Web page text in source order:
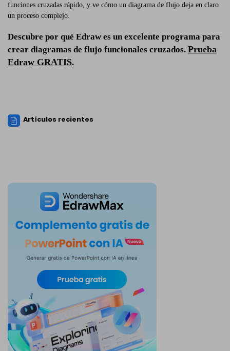
funciones cruzadas rápido, y ve cómo un diagrama de flujo deja en claro
un proceso complejo.
Descubre por qué Edraw es un excelente programa para
crear diagramas de flujo funcionales cruzados. Prueba
Edraw GRATIS.
Artículos recientes